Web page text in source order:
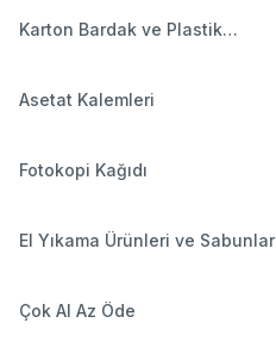
Karton Bardak ve Plastik
Asetat Kalemleri
Fotokopi Kağıdı
El Yıkama Ürünleri ve Sabunlar
Çok Al Az Öde